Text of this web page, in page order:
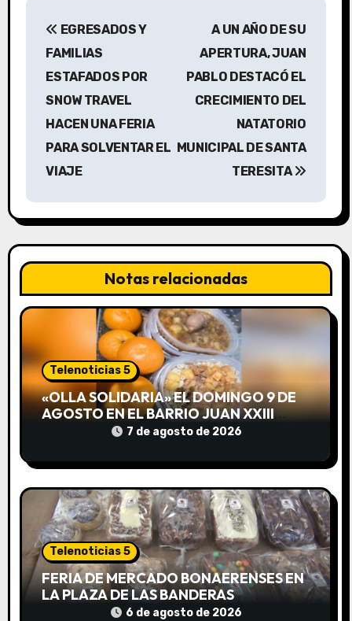
N
c
i
ó
n
d
e
e
t
r
a
d
a
EGRESADOS Y
FAMILIAS
ESTAFADOS POR
SNOW TRAVEL
HACEN UNA FERIA
PARA SOLVENTAR EL
VIAJE
A UN AÑO DE SU
APERTURA, JUAN
PABLO DESTACÓ EL
CRECIMIENTO DEL
NATATORIO
MUNICIPAL DE SANTA
TERESITA
Notas relacionadas
Telenoticias 5
«OLLA SOLIDARIA» EL DOMINGO 9 DE
AGOSTO EN EL BARRIO JUAN XXIII
DESDE LAS 13 HS7 de agosto de 2026
Telenoticias 5
FERIA DE MERCADO BONAERENSES EN
LA PLAZA DE LAS BANDERAS
6 de agosto de 2026